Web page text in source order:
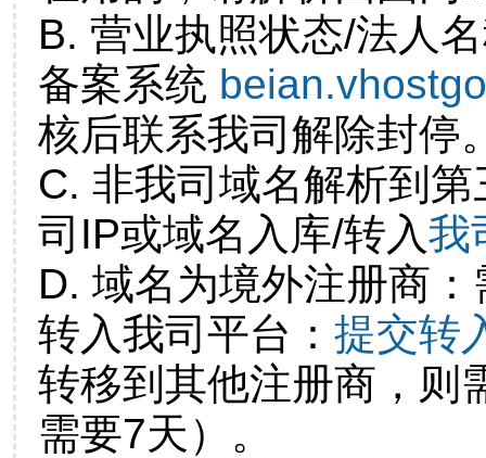
B. 营业执照状态/法人
备案系统
核后联系我司解除封停
C. 非我司域名解析到
司IP或域名入库/转入我
D. 域名为境外注册商
转入我司平台： 提交转
转移到其他注册商，则
需要7天）。